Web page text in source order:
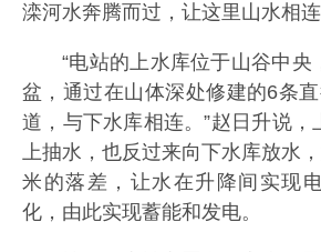
滦河水奔腾而过，让这里山水相连
“电站的上水库位于山谷中央
盆，通过在山体深处修建的6条
道，与下水库相连。”赵日升说，
上抽水，也反过来向下水库放水
米的落差，让水在升降间实现
化，由此实现蓄能和发电。